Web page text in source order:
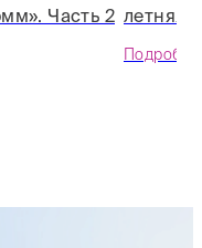
Часть 2 летняя